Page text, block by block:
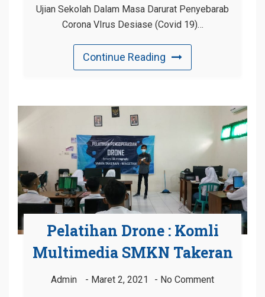
Ujian Sekolah Dalam Masa Darurat Penyebarab
Corona VIrus Desiase (Covid 19)…
Continue Reading
Pelatihan Drone : Komli
Multimedia SMKN Takeran
Admin Maret 2, 2021 No Comment